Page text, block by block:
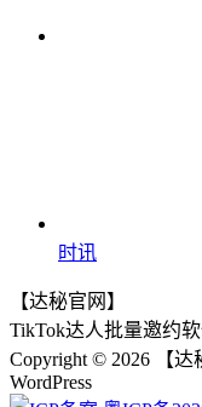
时讯
【达秘官网】
TikTok达人批量邀约
Copyright © 2026 【达
WordPress